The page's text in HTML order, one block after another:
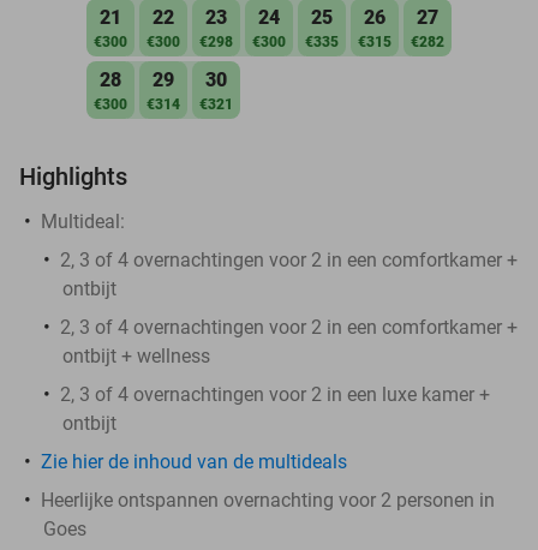
21
€300
22
€300
23
€298
24
€300
25
€335
26
€315
27
€282
28
€300
29
€314
30
€321
Highlights
Multideal:
2, 3 of 4 overnachtingen voor 2 in een comfortkamer +
ontbijt
2, 3 of 4 overnachtingen voor 2 in een comfortkamer +
ontbijt + wellness
2, 3 of 4 overnachtingen voor 2 in een luxe kamer +
ontbijt
Zie hier de inhoud van de multideals
Heerlijke ontspannen overnachting voor 2 personen in
Goes